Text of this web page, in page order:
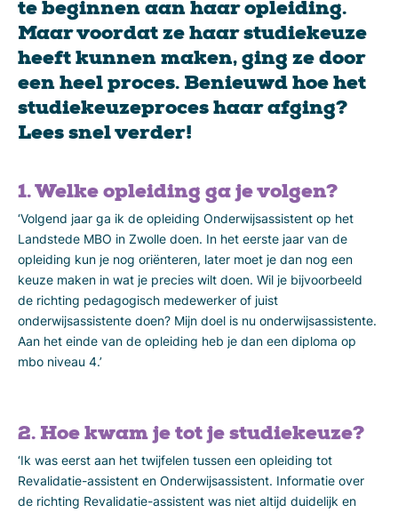
te beginnen aan haar opleiding.
Maar voordat ze haar studiekeuze
heeft kunnen maken, ging ze door
een heel proces. Benieuwd hoe het
studiekeuzeproces haar afging?
Lees snel verder!
1. Welke opleiding ga je volgen?
‘Volgend jaar ga ik de opleiding Onderwijsassistent op het
Landstede MBO in Zwolle doen. In het eerste jaar van de
opleiding kun je nog oriënteren, later moet je dan nog een
keuze maken in wat je precies wilt doen. Wil je bijvoorbeeld
de richting pedagogisch medewerker of juist
onderwijsassistente doen? Mijn doel is nu onderwijsassistente.
Aan het einde van de opleiding heb je dan een diploma op
mbo niveau 4.’
2. Hoe kwam je tot je studiekeuze?
‘Ik was eerst aan het twijfelen tussen een opleiding tot
Revalidatie-assistent en Onderwijsassistent. Informatie over
de richting Revalidatie-assistent was niet altijd duidelijk en